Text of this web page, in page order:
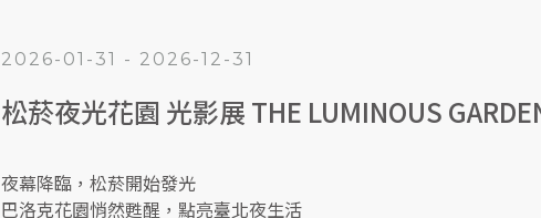
2026-01-31 - 2026-12-31
松菸夜光花園 光影展 THE LUMINOUS
夜幕降臨，松菸開始發光
巴洛克花園悄然甦醒，點亮臺北夜生活